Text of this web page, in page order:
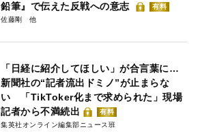
鉛筆』で伝えた反戦への意志
有料
佐藤剛
「日経に紹介してほしい」が合言葉に…
新聞社の“記者流出ドミノ”が止まらな
い 「TikToker化まで求められた」現場
記者から不満続出
有料
集英社オンライン編集部ニュース班